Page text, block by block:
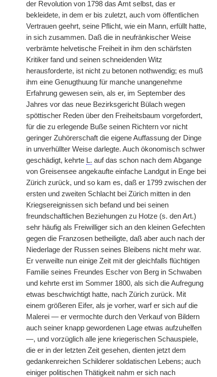
der Revolution von 1798 das Amt selbst, das er
bekleidete, in dem er bis zuletzt, auch vom öffentlichen
Vertrauen geehrt, seine Pflicht, wie ein Mann, erfüllt hatte,
in sich zusammen. Daß die in neufränkischer Weise
verbrämte helvetische Freiheit in ihm den schärfsten
Kritiker fand und seinen schneidenden Witz
herausforderte, ist nicht zu betonen nothwendig; es muß
ihm eine Genugthuung für manche unangenehme
Erfahrung gewesen sein, als er, im September des
Jahres vor das neue Bezirksgericht Bülach wegen
spöttischer Reden über den Freiheitsbaum vorgefordert,
für die zu erlegende Buße seinen Richtern vor nicht
geringer Zuhörerschaft die eigene Auffassung der Dinge
in unverhüllter Weise darlegte. Auch ökonomisch schwer
geschädigt, kehrte L. auf das schon nach dem Abgange
von Greisensee angekaufte einfache Landgut in Enge bei
Zürich zurück, und so kam es, daß er 1799 zwischen der
ersten und zweiten Schlacht bei Zürich mitten in den
Kriegsereignissen sich befand und bei seinen
freundschaftlichen Beziehungen zu Hotze (s. den Art.)
sehr häufig als Freiwilliger sich an den kleinen Gefechten
gegen die Franzosen betheiligte, daß aber auch nach der
Niederlage der Russen seines Bleibens nicht mehr war.
Er verweilte nun einige Zeit mit der gleichfalls flüchtigen
Familie seines Freundes Escher von Berg in Schwaben
und kehrte erst im Sommer 1800, als sich die Aufregung
etwas beschwichtigt hatte, nach Zürich zurück. Mit
einem größeren Eifer, als je vorher, warf er sich auf die
Malerei — er vermochte durch den Verkauf von Bildern
auch seiner knapp gewordenen Lage etwas aufzuhelfen
—, und vorzüglich alle jene kriegerischen Schauspiele,
die er in der letzten Zeit gesehen, dienten jetzt dem
gedankenreichen Schilderer soldatischen Lebens; auch
einiger politischen Thätigkeit nahm er sich nach